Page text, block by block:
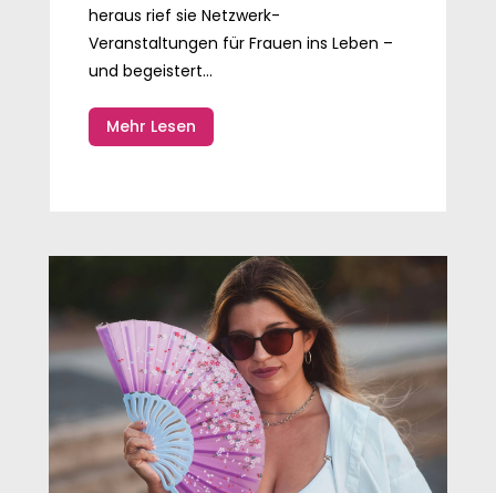
heraus rief sie Netzwerk-
Veranstaltungen für Frauen ins Leben –
und begeistert...
Mehr Lesen